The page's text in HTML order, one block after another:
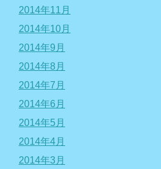
2014年11月
2014年10月
2014年9月
2014年8月
2014年7月
2014年6月
2014年5月
2014年4月
2014年3月